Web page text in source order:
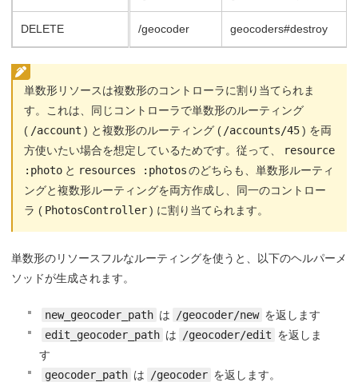
/geocoder geocoders#destroy
DELETE
単数形リソースは複数形のコントローラに割り当てられま
す。これは、同じコントローラで単数形のルーティング
( /account ) と複数形のルーティング ( /accounts/45) を両
方使いたい場合を想定しているためです。従って、
resource
:photo と resources :photos のどちらも、単数形ルーティ
ングと複数形ルーティングを両方作成し、同一のコントロー
ラ ( PhotosController ) に割り当てられます。
単数形のリソースフルなルーティングを使うと、以下のヘルパーメ
ソッドが生成されます。
new_geocoder_path は /geocoder/new を返します
edit_geocoder_path は /geocoder/edit を返しま
す
geocoder_path は /geocoder を返します。